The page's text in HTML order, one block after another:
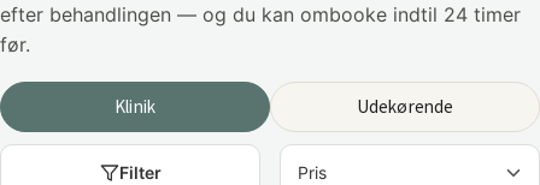
efter behandlingen — og du kan ombooke indtil 24 timer
før.
Klinik Udekørende
Filter